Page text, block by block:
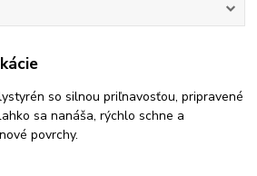
so silnou priľnavosťou, pripravené
sa nanáša, rýchlo schne a
povrchy.